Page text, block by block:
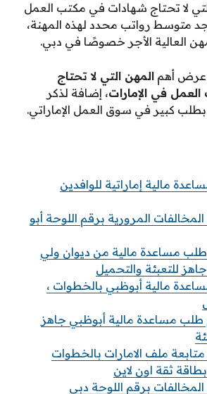
لا تحتاج شهادات في مكتب العمل
متوسط رواتب محدد لهذه المهنة،
العالية الأجر خصوصًا في دبي.
عرض أهم المهن التي لا تحتاج
في الإمارات، إضافة لذكر
كبير في سوق العمل الإماراتي.
مالية إماراتية للوافدين
المرورية برقم اللوحة أبو
مساعدة مالية من ديوان ولي
للتعبئة والتحميل
مالية أبوظبي بالخطوات ،
مساعدة مالية أبوظبي جاهز
ملف الامارات بالخطوات
ثقة اون لاين
برقم اللوحة دبي